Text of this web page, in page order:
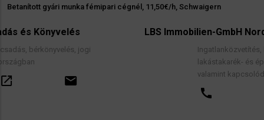
Betanított gyári munka fémipari cégnél, 11,50€/h, Schwaigern
LBS Immobilien-GmbH NordWest
Ingatlanközvetítés, lakáscélú
lakástakarék- és építési megtakarítási
valamint kapcsolódó pénzügyi tanácsadás.